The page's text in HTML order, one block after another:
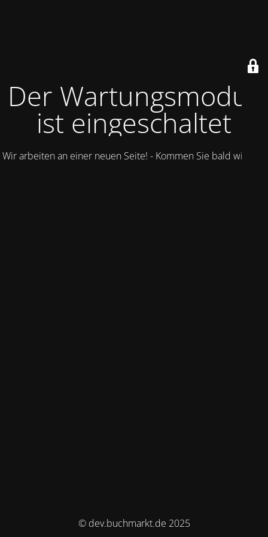
Der Wartungsmodus
ist eingeschaltet
Wir arbeiten an einer neuen Seite! - Kommen Sie bald wieder.
© dev.buchmarkt.de 2025